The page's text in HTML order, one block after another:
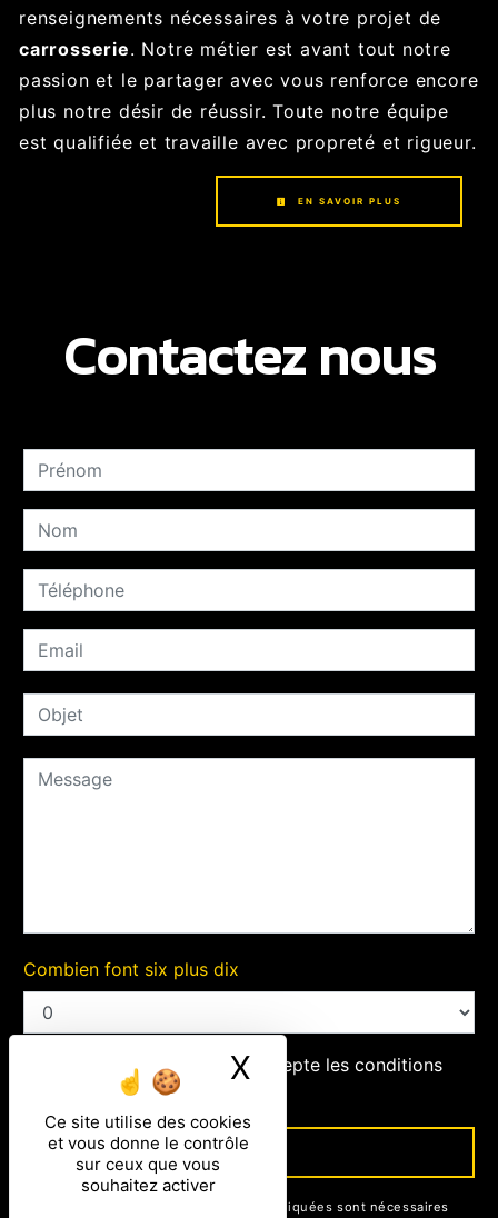
Ce site utilise des cookies
et vous donne le contrôle
sur ceux que vous
souhaitez activer
X Masquer le
renseignements nécessaires à votre projet de
carrosserie. Notre métier est avant tout notre
passion et le partager avec vous renforce encore
plus notre désir de réussir. Toute notre équipe
est qualifiée et travaille avec propreté et rigueur.
EN SAVOIR PLUS
Contactez nous
Combien font six plus dix
En cochant cette case, j'accepte les conditions
particulières ci-dessous **
ENVOYER
** Les données personnelles communiquées sont nécessaires